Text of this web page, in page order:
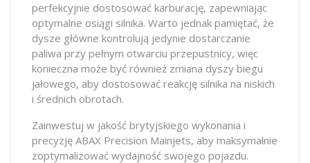
perfekcyjnie dostosować karburację, zapewniając
optymalne osiągi silnika. Warto jednak pamiętać, że
dysze główne kontrolują jedynie dostarczanie
paliwa przy pełnym otwarciu przepustnicy, więc
konieczna może być również zmiana dyszy biegu
jałowego, aby dostosować reakcję silnika na niskich
i średnich obrotach.
Zainwestuj w jakość brytyjskiego wykonania i
precyzję ABAX Precision Mainjets, aby maksymalnie
zoptymalizować wydajność swojego pojazdu.